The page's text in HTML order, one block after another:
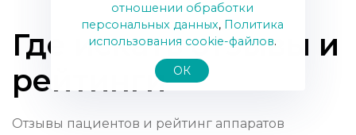
Где искать отзывы и
рейтинги
Отзывы пациентов и рейтинг аппаратов
отношении обработки
персональных данных, Политика
использования сookie-файлов.
ОК